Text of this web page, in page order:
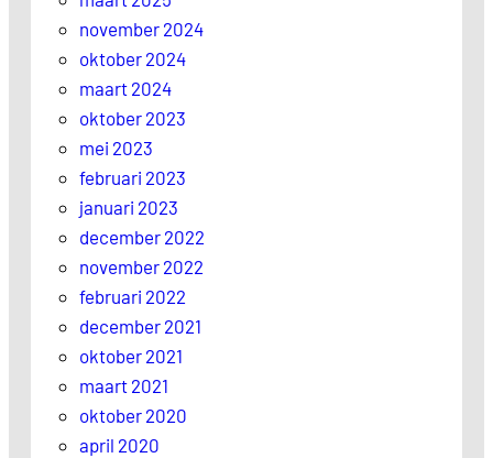
november 2024
oktober 2024
maart 2024
oktober 2023
mei 2023
februari 2023
januari 2023
december 2022
november 2022
februari 2022
december 2021
oktober 2021
maart 2021
oktober 2020
april 2020